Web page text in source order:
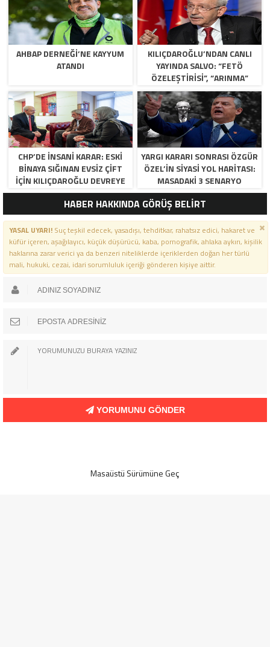
AHBAP DERNEĞI’NE KAYYUM
ATANDI
KILIÇDAROĞLU’NDAN CANLI
YAYINDA SALVO: “FETÖ
ÖZELEŞTIRISI”, “ARINMA”
RESTI VE KURULTAY TAKVIMI!
CHP’DE İNSANI KARAR: ESKI
BINAYA SIĞINAN EVSIZ ÇIFT
İÇIN KILIÇDAROĞLU DEVREYE
GIRDI!
YARGI KARARI SONRASI ÖZGÜR
ÖZEL’IN SIYASI YOL HARITASI:
MASADAKI 3 SENARYO
HABER HAKKINDA GÖRÜŞ BELİRT
YASAL UYARI!Suç teşkil edecek, yasadışı, tehditkar, rahatsız edici, hakaret ve
küfür içeren, aşağılayıcı, küçük düşürücü, kaba, pornografik, ahlaka aykırı, kişilik
haklarına zarar verici ya da benzeri niteliklerde içeriklerden doğan her türlü
mali, hukuki, cezai, idari sorumluluk içeriği gönderen kişiye aittir.
YORUMUNU GÖNDER
Masaüstü Sürümüne Geç